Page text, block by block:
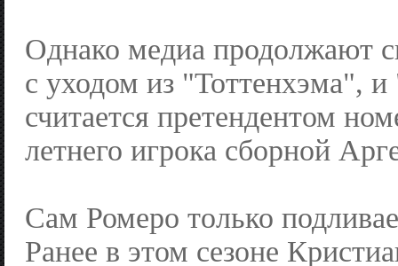
Однако медиа продолжают
с уходом из "Тоттенхэма",
считается претендентом
летнего игрока сборной
Сам Ромеро только
Ранее в этом сезоне